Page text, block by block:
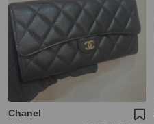
Chanel